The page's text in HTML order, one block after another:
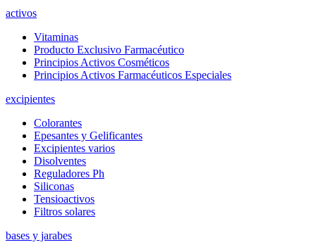
activos
Vitaminas
Producto Exclusivo Farmacéutico
Principios Activos Cosméticos
Principios Activos Farmacéuticos Especiales
excipientes
Colorantes
Epesantes y Gelificantes
Excipientes varios
Disolventes
Reguladores Ph
Siliconas
Tensioactivos
Filtros solares
bases y jarabes